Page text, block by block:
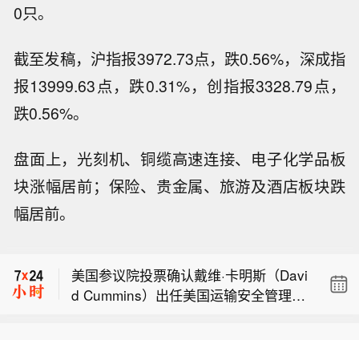
0只。
截至发稿，沪指报3972.73点，跌0.56%，深成指
报13999.63点，跌0.31%，创指报3328.79点，
跌0.56%。
盘面上，光刻机、铜缆高速连接、电子化学品板
块涨幅居前；保险、贵金属、旅游及酒店板块跌
幅居前。
美国参议院投票确认戴维·卡明斯（Davi
d Cummins）出任美国运输安全管理局